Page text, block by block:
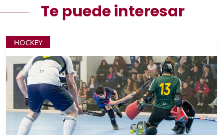
Te puede interesar
HOCKEY